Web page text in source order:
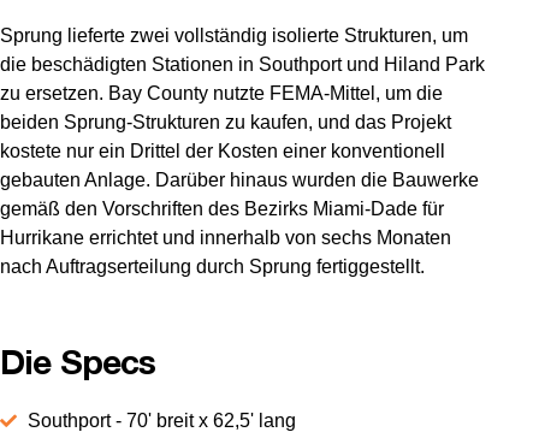
Sprung lieferte zwei vollständig isolierte Strukturen, um
die beschädigten Stationen in Southport und Hiland Park
zu ersetzen. Bay County nutzte FEMA-Mittel, um die
beiden Sprung-Strukturen zu kaufen, und das Projekt
kostete nur ein Drittel der Kosten einer konventionell
gebauten Anlage. Darüber hinaus wurden die Bauwerke
gemäß den Vorschriften des Bezirks Miami-Dade für
Hurrikane errichtet und innerhalb von sechs Monaten
nach Auftragserteilung durch Sprung fertiggestellt.
Die Specs
Southport - 70' breit x 62,5' lang